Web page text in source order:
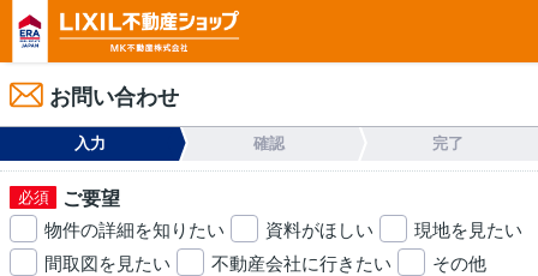
お問い合わせ
入力 確認 完了
ご要望
物件の詳細を知りたい 資料がほしい
現地を見たい
間取図を見たい
不動産会社に行きたい その他